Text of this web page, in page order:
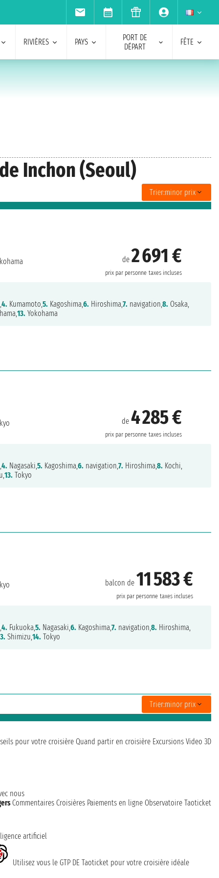
RIVIÈRES PAYS
PORT DE
DÉPART
FÊTE
Inchon (Seoul)
Trier:minor prix
de2 691 €
prix par personne taxes incluses
4. Kumamoto,5. Kagoshima,6. Hiroshima,7. navigation,8. Osaka,
13. Yokohama
de4 285 €
prix par personne taxes incluses
4. Nagasaki,5. Kagoshima,6. navigation,7. Hiroshima,8. Kochi,
13. Tokyo
balcon de 11 583 €
prix par personne taxes incluses
4. Fukuoka,5. Nagasaki,6. Kagoshima,7. navigation,8. Hiroshima,
Shimizu,14. Tokyo
Trier:minor prix
pour votre croisière Quand partir en croisière Excursions Video 3D
nous
Commentaires Croisières Paiements en ligne Observatoire Taoticket
artificiel
Utilisez vous le GTP DE Taoticket pour votre croisière idéale